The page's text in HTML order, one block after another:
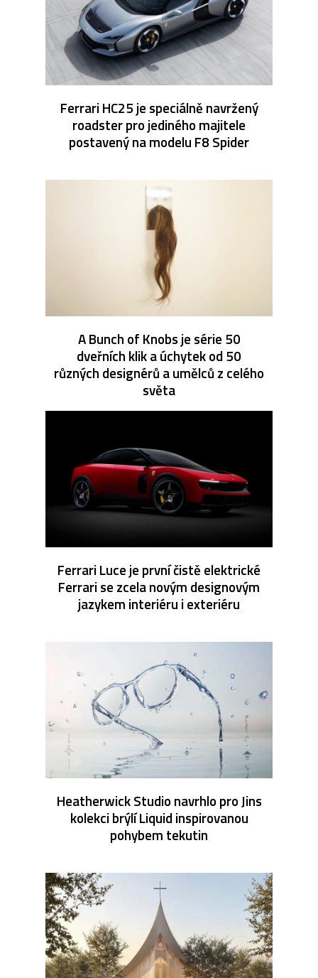
Ferrari HC25 je speciálně navržený
roadster pro jediného majitele
postavený na modelu F8 Spider
A Bunch of Knobs je série 50
dveřních klik a úchytek od 50
různých designérů a umělců z celého
světa
Ferrari Luce je první čistě elektrické
Ferrari se zcela novým designovým
jazykem interiéru i exteriéru
Heatherwick Studio navrhlo pro Jins
kolekci brýlí Liquid inspirovanou
pohybem tekutin